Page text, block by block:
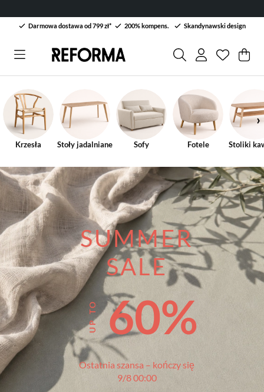
Darmowa dostawa od 799 zł* 200% kompens. Skandynawski design
Lista
Liczba w
. .
Krzesła Stoły jadalniane Sofy Fotele Stoliki
SUMMER
SALE
60%
Ostatnia szansa – kończy się
9/8 00:00